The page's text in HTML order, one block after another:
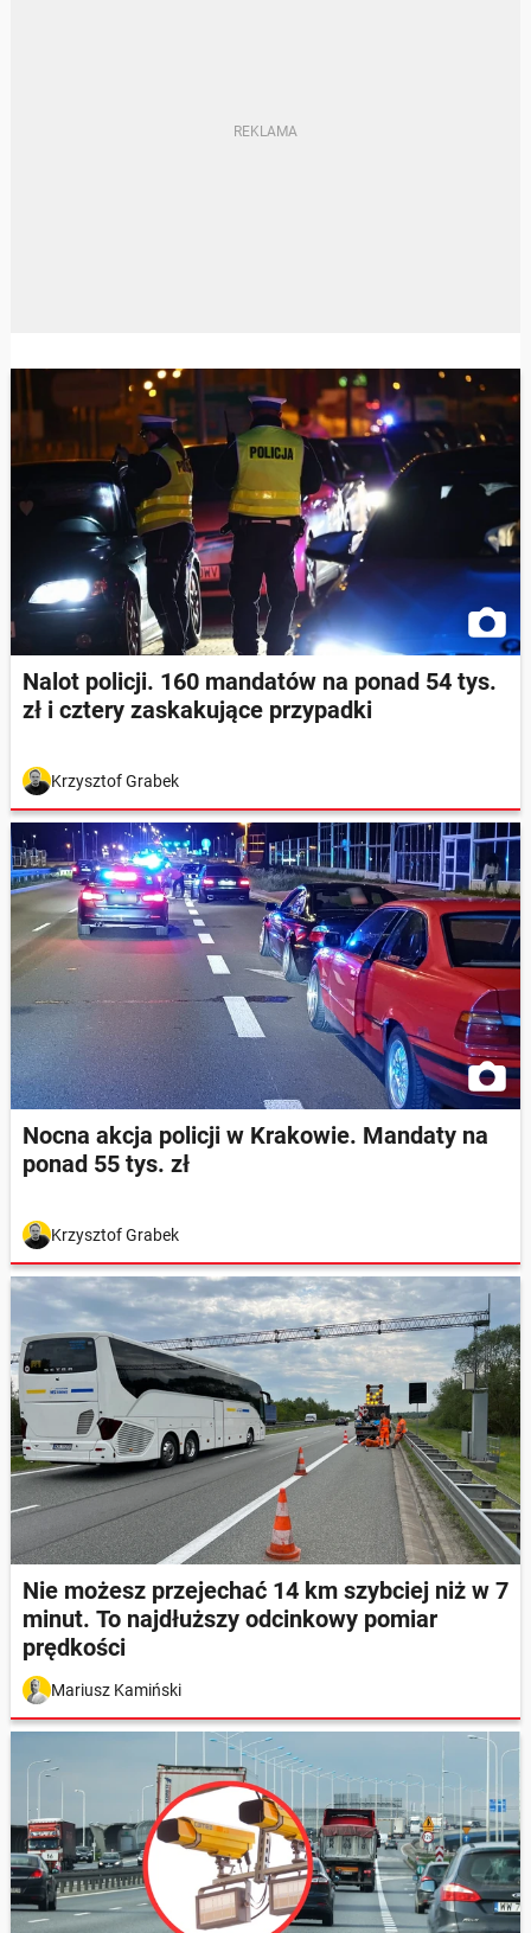
Nalot policji. 160 mandatów na ponad 54 tys.
zł i cztery zaskakujące przypadki
Krzysztof Grabek
Nocna akcja policji w Krakowie. Mandaty na
ponad 55 tys. zł
Krzysztof Grabek
Nie możesz przejechać 14 km szybciej niż w 7
minut. To najdłuższy odcinkowy pomiar
prędkości
Mariusz Kamiński